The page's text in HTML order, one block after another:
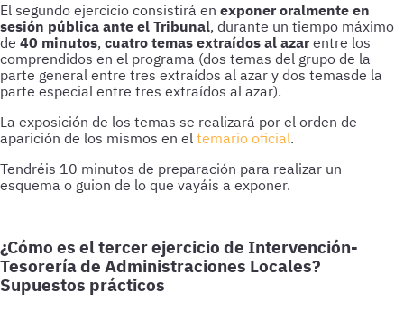
El segundo ejercicio consistirá en exponer oralmente en
sesión pública ante el Tribunal, durante un tiempo máximo
de 40 minutos, cuatro temas extraídos al azar entre los
comprendidos en el programa (dos temas del grupo de la
parte general entre tres extraídos al azar y dos temasde la
parte especial entre tres extraídos al azar).
La exposición de los temas se realizará por el orden de
aparición de los mismos en el temario oficial.
Tendréis 10 minutos de preparación para realizar un
esquema o guion de lo que vayáis a exponer.
¿Cómo es el tercer ejercicio de Intervención-
Tesorería de Administraciones Locales?
Supuestos prácticos